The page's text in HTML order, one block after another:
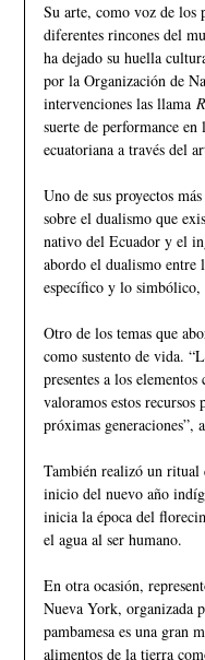
Su arte, como voz de los
diferentes rincones del
ha dejado su huella
por la Organización de
intervenciones las llama
suerte de performance
ecuatoriana a través del
Uno de sus proyectos
sobre el dualismo que
nativo del Ecuador y el
abordo el dualismo
específico y lo simbólico,
Otro de los temas que
como sustento de vida.
presentes a los
valoramos estos recursos
próximas generaciones”,
También realizó un ritual
inicio del nuevo año
inicia la época del
el agua al ser humano.
En otra ocasión,
Nueva York, organizada
pambamesa es una gran
alimentos de la tierra